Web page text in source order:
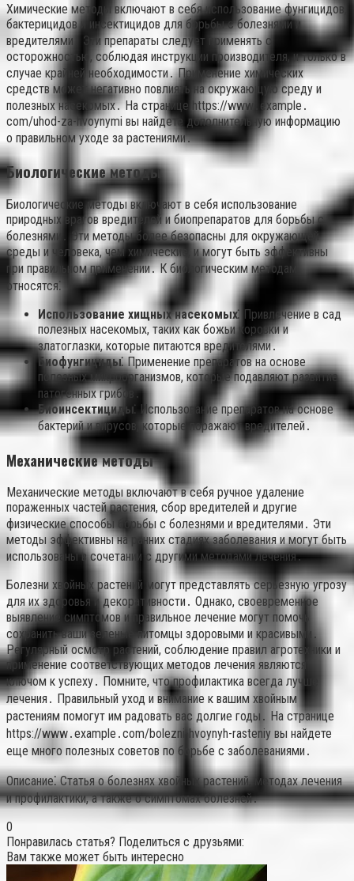
Химические методы включают в себя использование фунгицидов,
бактерицидов и инсектицидов для борьбы с болезнями и
вредителями․ Эти препараты следует применять с
осторожностью, соблюдая инструкции производителя, и только в
случае крайней необходимости․ Применение химических
средств может негативно повлиять на окружающую среду и
полезных насекомых․ На странице https://www․example․
com/uhod-za-hvoynymi вы найдете дополнительную информацию
о правильном уходе за растениями․
Биологические методы
Биологические методы включают в себя использование
природных врагов вредителей и биопрепаратов для борьбы с
болезнями․ Эти методы более безопасны для окружающей
среды и человека, чем химические, и могут быть эффективны
при правильном применении․ К биологическим методам
относятся⁚
Использование хищных насекомых⁚ Привлечение в сад
полезных насекомых, таких как божьи коровки и
златоглазки, которые питаются вредителями․
Биофунгициды⁚Применение препаратов на основе
полезных микроорганизмов, которые подавляют развитие
патогенных грибов․
Биоинсектициды⁚ Использование препаратов на основе
бактерий и вирусов, которые поражают вредителей․
Механические методы
Механические методы включают в себя ручное удаление
пораженных частей растения, сбор вредителей и другие
физические способы борьбы с болезнями и вредителями․ Эти
методы эффективны на ранних стадиях заболевания и могут быть
использованы в сочетании с другими методами лечения․
Болезни хвойных растений могут представлять серьезную угрозу
для их здоровья и декоративности․ Однако, своевременное
выявление симптомов и правильное лечение могут помочь
сохранить ваши зеленые питомцы здоровыми и красивыми․
Регулярный осмотр растений, соблюдение правил агротехники и
применение соответствующих методов лечения являются
ключом к успеху․ Помните, что профилактика всегда лучше
лечения․ Правильный уход и внимание к вашим хвойным
растениям помогут им радовать вас долгие годы․ На странице
https://www․example․com/bolezni-hvoynyh-rasteniy вы найдете
еще много полезных советов по борьбе с заболеваниями․
Описание⁚ Статья о болезнях хвойных растений, методах лечения
и профилактики, а также о симптомах болезней․
0
Понравилась статья? Поделиться с друзьями:
Вам также может быть интересно